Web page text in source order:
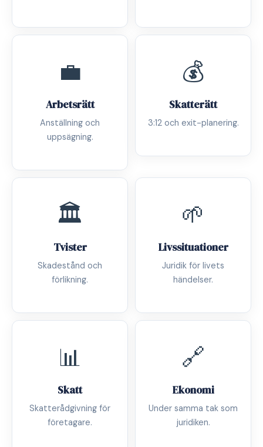
💼
Arbetsrätt
Anställning och
uppsägning.
💰
Skatterätt
3:12 och exit-planering.
🏛️
Tvister
Skadestånd och
förlikning.
🌱
Livssituationer
Juridik för livets
händelser.
📊
Skatt
Skatterådgivning för
företagare.
🔗
Ekonomi
Under samma tak som
juridiken.